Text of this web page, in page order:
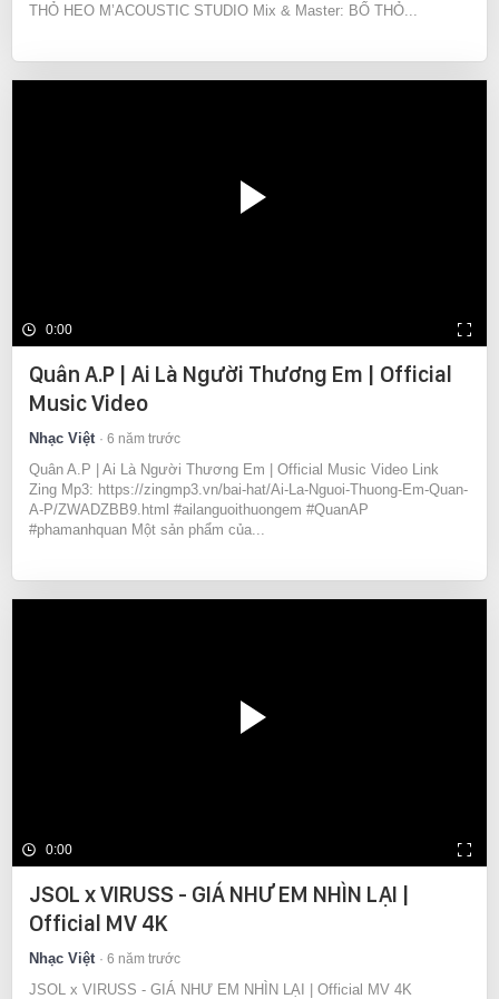
THỎ HEO M’ACOUSTIC STUDIO Mix & Master: BỐ THỎ...
0:00
Quân A.P | Ai Là Người Thương Em | Official
Music Video
Nhạc Việt 6 năm trước
Quân A.P | Ai Là Người Thương Em | Official Music Video Link
Zing Mp3: https://zingmp3.vn/bai-hat/Ai-La-Nguoi-Thuong-Em-Quan-
A-P/ZWADZBB9.html #ailanguoithuongem #QuanAP
#phamanhquan Một sản phẩm của...
0:00
JSOL x VIRUSS - GIÁ NHƯ EM NHÌN LẠI |
Official MV 4K
Nhạc Việt 6 năm trước
JSOL x VIRUSS - GIÁ NHƯ EM NHÌN LẠI | Official MV 4K